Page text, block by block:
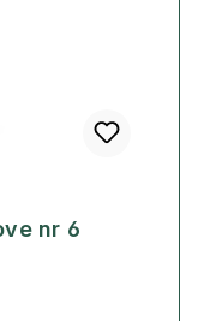
nr 6